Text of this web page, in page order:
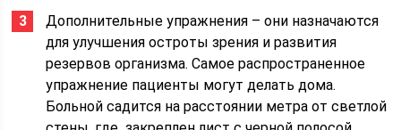
Дополнительные упражнения – они назначаются
для улучшения остроты зрения и развития
резервов организма. Самое распространенное
упражнение пациенты могут делать дома.
Больной садится на расстоянии метра от светлой